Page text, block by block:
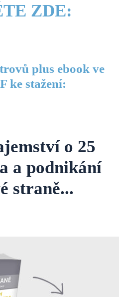
ZDE:
plus ebook ve
ke stažení:
o 25
a podnikání
straně...